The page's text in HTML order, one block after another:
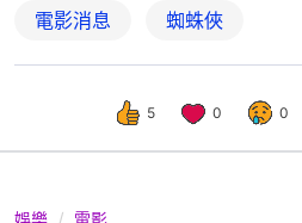
電影消息 蜘蛛俠
5 0 0
娛樂 電影